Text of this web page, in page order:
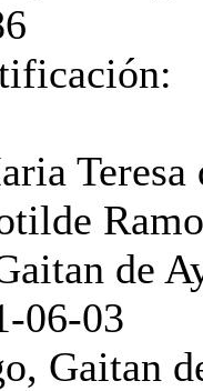
Teresa
de
06-03
Gaitan